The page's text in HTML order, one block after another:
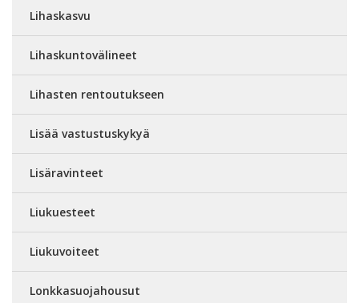
Lihaskasvu
Lihaskuntovälineet
Lihasten rentoutukseen
Lisää vastustuskykyä
Lisäravinteet
Liukuesteet
Liukuvoiteet
Lonkkasuojahousut